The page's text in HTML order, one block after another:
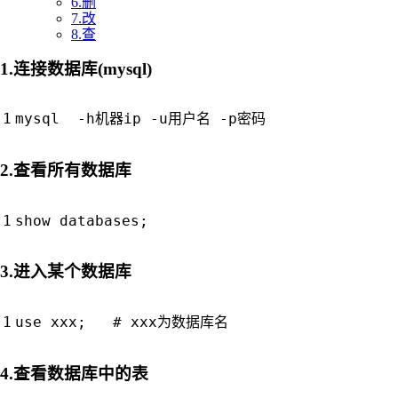
7.改
8.查
1.连接数据库(mysql)
2.查看所有数据库
show databases ;
3.进入某个数据库
use xxx ; # xxx为数据库名
4.查看数据库中的表